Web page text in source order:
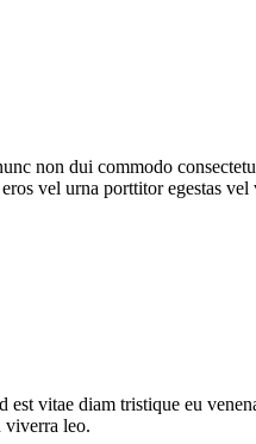
non dui commodo
vel urna porttitor egestas
est vitae diam tristique eu
viverra leo.